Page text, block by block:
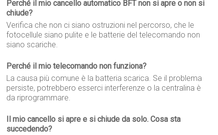
Perché il mio cancello automatico BFT non si apre o non si
chiude?
Verifica che non ci siano ostruzioni nel percorso, che le
fotocellule siano pulite e le batterie del telecomando non
siano scariche.
Perché il mio telecomando non funziona?
La causa più comune è la batteria scarica. Se il problema
persiste, potrebbero esserci interferenze o la centralina è
da riprogrammare.
Il mio cancello si apre e si chiude da solo. Cosa sta
succedendo?